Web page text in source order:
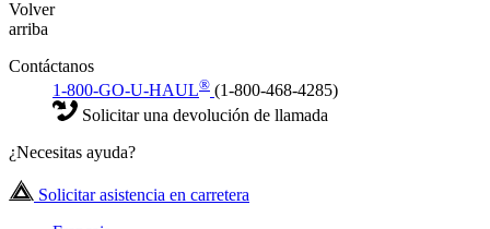
Volver
arriba
Contáctanos
1-800-GO-U-HAUL® (1-800-468-4285)
Solicitar una devolución de llamada
¿Necesitas ayuda?
Solicitar asistencia en carretera